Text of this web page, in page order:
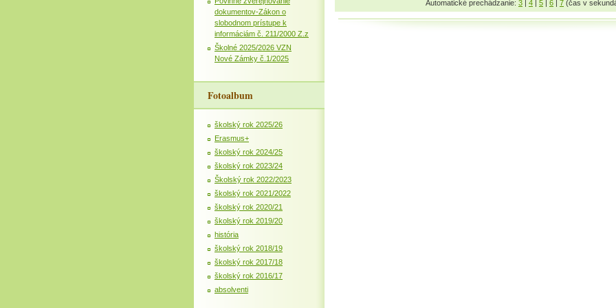
Automatické prechádzanie: 3 4 5 6 7 (čas v
dokumentov-Zákon o
slobodnom prístupe k
informáciám č. 211/2000 Z.z
Školné 2025/2026 VZN
Nové Zámky č.1/2025
Fotoalbum
školský rok 2025/26
Erasmus+
školský rok 2024/25
školský rok 2023/24
Školský rok 2022/2023
školský rok 2021/2022
školský rok 2020/21
školský rok 2019/20
história
školský rok 2018/19
školský rok 2017/18
školský rok 2016/17
absolventi